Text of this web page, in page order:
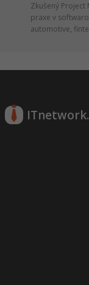
Zkušený Project
praxe v
automotive,